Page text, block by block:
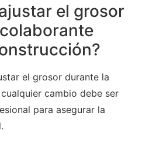
el grosor
el grosor durante la
cambio debe ser
para asegurar la